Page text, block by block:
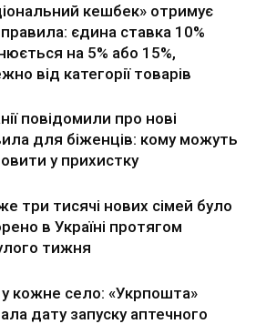
кешбек» отримує
правила: єдина ставка 10%
на 5% або 15%,
від категорії товарів
повідомили про нові
для біженців: кому можуть
у прихистку
три тисячі нових сімей було
в Україні протягом
тижня
у кожне село: «Укрпошта»
дату запуску аптечного